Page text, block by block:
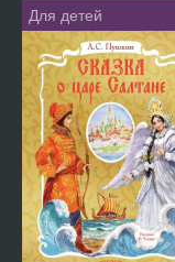
Для детей